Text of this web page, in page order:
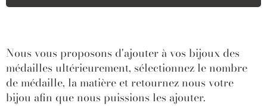
Nous vous proposons d'ajouter à vos bijoux des
médailles ultérieurement, sélectionnez le nombre
de médaille, la matière et retournez nous votre
bijou afin que nous puissions les ajouter.